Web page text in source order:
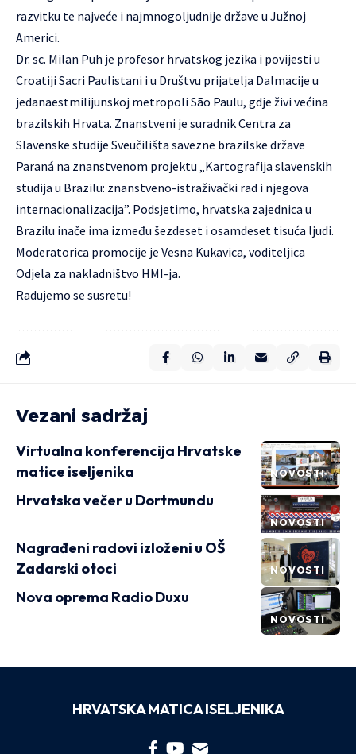
razvitku te najveće i najmnogoljudnije države u Južnoj
Americi.
Dr. sc. Milan Puh je profesor hrvatskog jezika i povijesti u
Croatiji Sacri Paulistani i u Društvu prijatelja Dalmacije u
jedanaestmilijunskoj metropoli São Paulu, gdje živi većina
brazilskih Hrvata. Znanstveni je suradnik Centra za
Slavenske studije Sveučilišta savezne brazilske države
Paraná na znanstvenom projektu „Kartografija slavenskih
studija u Brazilu: znanstveno-istraživački rad i njegova
internacionalizacija”. Podsjetimo, hrvatska zajednica u
Brazilu inače ima između šezdeset i osamdeset tisuća ljudi.
Moderatorica promocije je Vesna Kukavica, voditeljica
Odjela za nakladništvo HMI-ja.
Radujemo se susretu!
Vezani sadržaj
NOVOSTI
Virtualna konferencija Hrvatske
matice iseljenika
NOVOSTI
Hrvatska večer u Dortmundu
NOVOSTI
Nagrađeni radovi izloženi u OŠ
Zadarski otoci
NOVOSTI
Nova oprema Radio Duxu
HRVATSKA MATICA ISELJENIKA